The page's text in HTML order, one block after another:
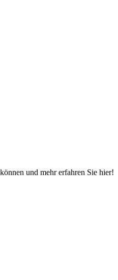
und mehr erfahren Sie hier!